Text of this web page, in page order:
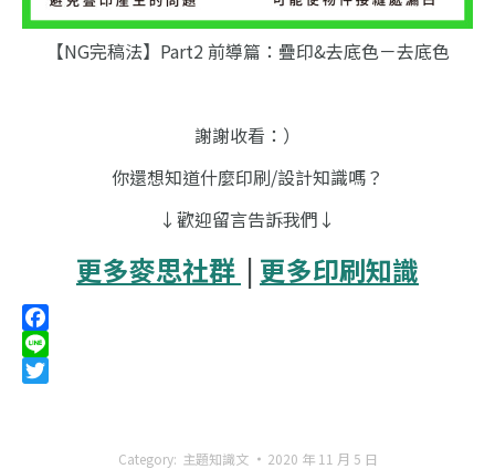
【NG完稿法】Part2 前導篇：疊印&去底色－去底色
謝謝收看：）
你還想知道什麼印刷/設計知識嗎？
↓歡迎留言告訴我們↓
更多麥思社群 | 更多印刷知識
Facebook
Line
Category: 主題知識文 2020 年 11 月 5 日